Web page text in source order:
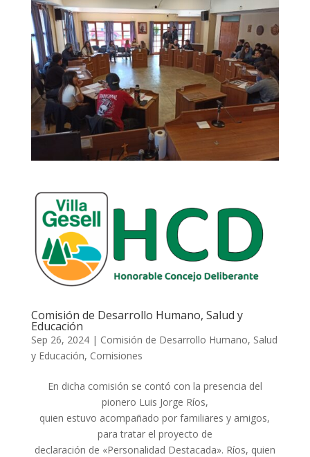
Comisión de Desarrollo Humano, Salud y
Educación
Sep 26, 2024| Comisión de Desarrollo Humano, Salud
y Educación, Comisiones
En dicha comisión se contó con la presencia del
pionero Luis Jorge Ríos,
quien estuvo acompañado por familiares y amigos,
para tratar el proyecto de
declaración de «Personalidad Destacada». Ríos, quien